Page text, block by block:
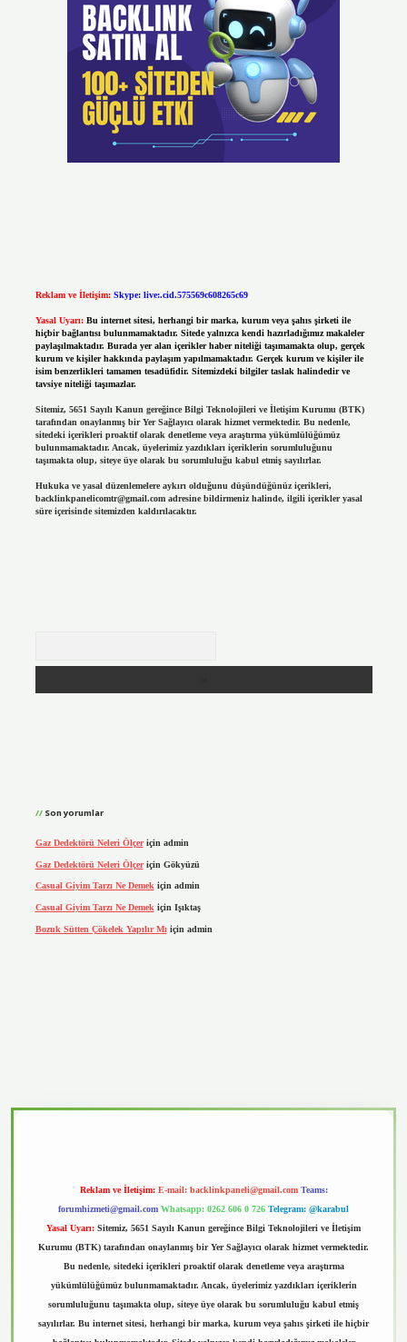
Reklam ve İletişim: Skype: live:.cid.575569c608265c69
Yasal Uyarı: Bu internet sitesi, herhangi bir marka, kurum veya şahıs şirketi ile
hiçbir bağlantısı bulunmamaktadır. Sitede yalnızca kendi hazırladığımız makaleler
paylaşılmaktadır. Burada yer alan içerikler haber niteliği taşımamakta olup, gerçek
kurum ve kişiler hakkında paylaşım yapılmamaktadır. Gerçek kurum ve kişiler ile
isim benzerlikleri tamamen tesadüfidir. Sitemizdeki bilgiler taslak halindedir ve
tavsiye niteliği taşımazlar.
Sitemiz, 5651 Sayılı Kanun gereğince Bilgi Teknolojileri ve İletişim Kurumu (BTK)
tarafından onaylanmış bir Yer Sağlayıcı olarak hizmet vermektedir. Bu nedenle,
sitedeki içerikleri proaktif olarak denetleme veya araştırma yükümlülüğümüz
bulunmamaktadır. Ancak, üyelerimiz yazdıkları içeriklerin sorumluluğunu
taşımakta olup, siteye üye olarak bu sorumluluğu kabul etmiş sayılırlar.
Hukuka ve yasal düzenlemelere aykırı olduğunu düşündüğünüz içerikleri,
backlinkpanelicomtr@gmail.comadresine bildirmeniz halinde, ilgili içerikler yasal
süre içerisinde sitemizden kaldırılacaktır.
Son yorumlar
Gaz Dedektörü Neleri Ölçeriçin admin
Gaz Dedektörü Neleri Ölçeriçin Gökyüzü
Casual Giyim Tarzı Ne Demekiçin admin
Casual Giyim Tarzı Ne Demek için Işıktaş
Bozuk Sütten Çökelek Yapılır Mı için admin
Reklam ve İletişim: E-mail: backlinkpaneli@gmail.com Teams:
forumhizmeti@gmail.com Whatsapp: 0262 606 0 726 Telegram: @karabul
Yasal Uyarı: Sitemiz, 5651 Sayılı Kanun gereğince Bilgi Teknolojileri ve İletişim
Kurumu (BTK) tarafından onaylanmış bir Yer Sağlayıcı olarak hizmet vermektedir.
Bu nedenle, sitedeki içerikleri proaktif olarak denetleme veya araştırma
yükümlülüğümüz bulunmamaktadır. Ancak, üyelerimiz yazdıkları içeriklerin
sorumluluğunu taşımakta olup, siteye üye olarak bu sorumluluğu kabul etmiş
sayılırlar. Bu internet sitesi, herhangi bir marka, kurum veya şahıs şirketi ile hiçbir